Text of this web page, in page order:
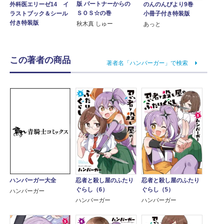
外科医エリーゼ14 イ
ラストブック＆シール
付き特装版
版 パートナーからの
ＳＯＳ☆の巻
秋木真 しゅー
のんのんびより9巻
小冊子付き特装版
あっと
この著者の商品 著者名「ハンバーガー」で検索
ハンバーガー大全
ハンバーガー
忍者と殺し屋のふたり
ぐらし（6）
ハンバーガー
忍者と殺し屋のふたり
ぐらし（5）
ハンバーガー